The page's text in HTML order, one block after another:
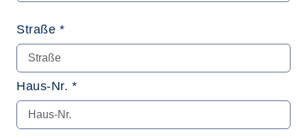
Straße *
Haus-Nr. *